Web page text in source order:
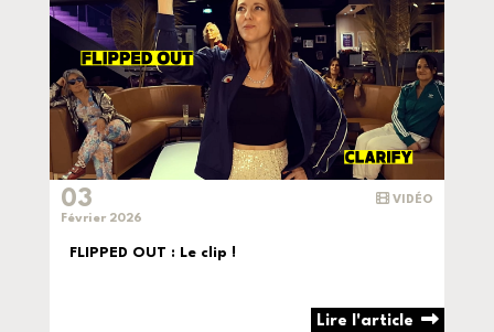
VIDÉO
03
Février 2026
FLIPPED OUT : Le clip !
Lire l'article